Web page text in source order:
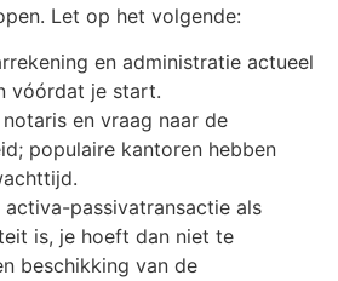
Let op het volgende:
en administratie actueel
vóórdat je start.
en vraag naar de
populaire kantoren hebben
activa-passivatransactie als
is, je hoeft dan niet te
beschikking van de